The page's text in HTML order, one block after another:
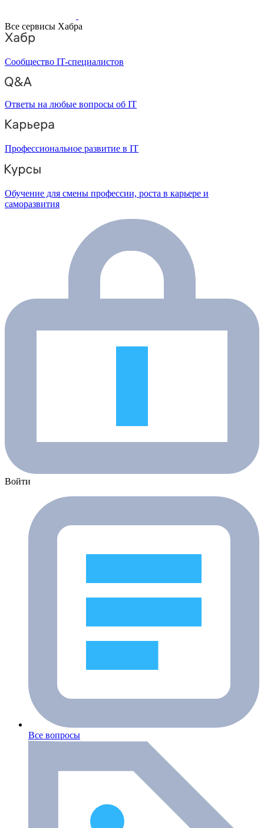
Все сервисы Хабра
Сообщество IT-специалистов
Ответы на любые вопросы об IT
Профессиональное развитие в IT
Обучение для смены профессии, роста в карьере и
саморазвития
Войти
Все вопросы